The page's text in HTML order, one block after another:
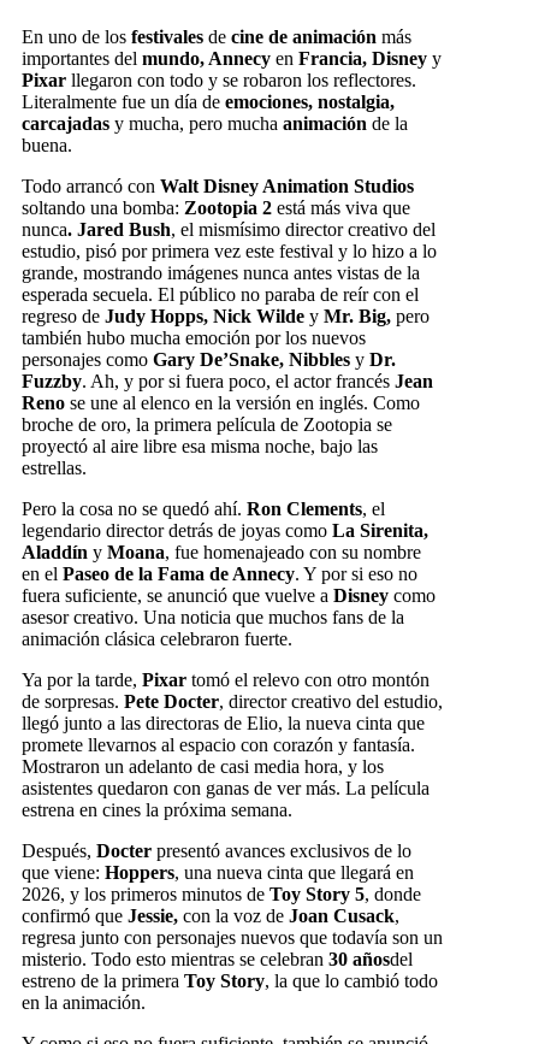
En uno de los festivales de cine de animación más
importantes del mundo, Annecy en Francia, Disney y
Pixar llegaron con todo y se robaron los reflectores.
Literalmente fue un día de emociones, nostalgia,
carcajadas y mucha, pero mucha animación de la
buena.
Todo arrancó con Walt Disney Animation Studios
soltando una bomba: Zootopia 2 está más viva que
nunca. Jared Bush, el mismísimo director creativo del
estudio, pisó por primera vez este festival y lo hizo a lo
grande, mostrando imágenes nunca antes vistas de la
esperada secuela. El público no paraba de reír con el
regreso de Judy Hopps, Nick Wilde y Mr. Big, pero
también hubo mucha emoción por los nuevos
personajes como Gary De’Snake, Nibbles y Dr.
Fuzzby. Ah, y por si fuera poco, el actor francés Jean
Reno se une al elenco en la versión en inglés. Como
broche de oro, la primera película de Zootopia se
proyectó al aire libre esa misma noche, bajo las
estrellas.
Pero la cosa no se quedó ahí. Ron Clements, el
legendario director detrás de joyas como La Sirenita,
Aladdín y Moana, fue homenajeado con su nombre
en el Paseo de la Fama de Annecy. Y por si eso no
fuera suficiente, se anunció que vuelve a Disney como
asesor creativo. Una noticia que muchos fans de la
animación clásica celebraron fuerte.
Ya por la tarde, Pixar tomó el relevo con otro montón
de sorpresas. Pete Docter, director creativo del estudio,
llegó junto a las directoras de Elio, la nueva cinta que
promete llevarnos al espacio con corazón y fantasía.
Mostraron un adelanto de casi media hora, y los
asistentes quedaron con ganas de ver más. La película
estrena en cines la próxima semana.
Después, Docter presentó avances exclusivos de lo
que viene: Hoppers, una nueva cinta que llegará en
2026, y los primeros minutos de Toy Story 5, donde
confirmó que Jessie, con la voz de Joan Cusack,
regresa junto con personajes nuevos que todavía son un
misterio. Todo esto mientras se celebran 30 añosdel
estreno de la primera Toy Story, la que lo cambió todo
en la animación.